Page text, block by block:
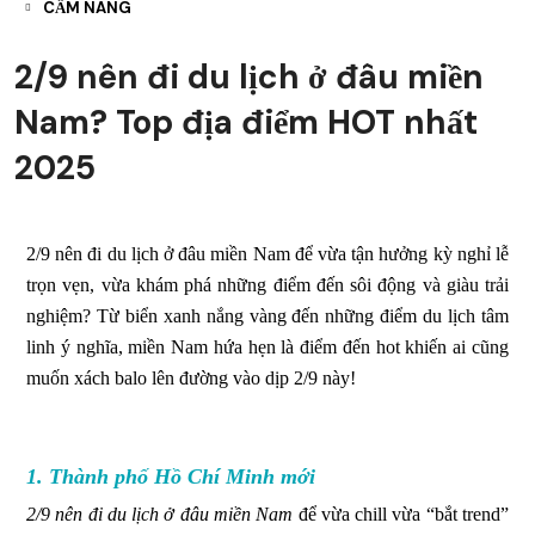
CẨM NANG
2/9 nên đi du lịch ở đâu miền
Nam? Top địa điểm HOT nhất
2025
2/9 nên đi du lịch ở đâu miền Nam để vừa tận hưởng kỳ nghỉ lễ
trọn vẹn, vừa khám phá những điểm đến sôi động và giàu trải
nghiệm? Từ biển xanh nắng vàng đến những điểm du lịch tâm
linh ý nghĩa, miền Nam hứa hẹn là điểm đến hot khiến ai cũng
muốn xách balo lên đường vào dịp 2/9 này!
1. Thành phố Hồ Chí Minh mới
2/9 nên đi du lịch ở đâu miền Nam để vừa chill vừa “bắt trend”